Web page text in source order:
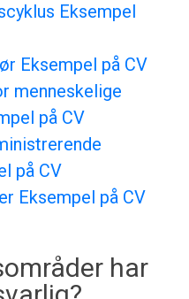
Eksempel
Eksempel på CV
menneskelige
på CV
på CV
Eksempel på CV
har